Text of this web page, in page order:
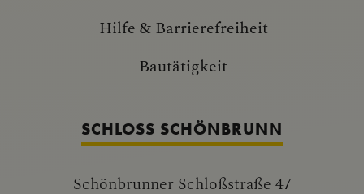
Hilfe & Barrierefreiheit
Bautätigkeit
SCHLOSS SCHÖNBRUNN
Schönbrunner Schloßstraße 47